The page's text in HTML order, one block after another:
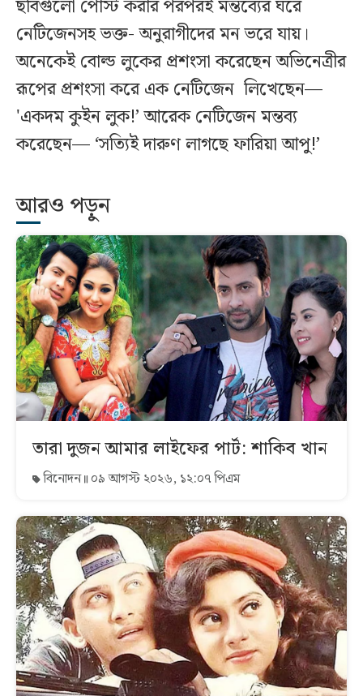
ছবিগুলো পোস্ট করার পরপরই মন্তব্যের ঘরে
নেটিজেনসহ ভক্ত- অনুরাগীদের মন ভরে যায়।
অনেকেই বোল্ড লুকের প্রশংসা করেছেন অভিনেত্রীর
রূপের প্রশংসা করে এক নেটিজেন লিখেছেন—
'একদম কুইন লুক!’ আরেক নেটিজেন মন্তব্য
করেছেন— ‘সত্যিই দারুণ লাগছে ফারিয়া আপু!’
আরও পড়ুন
তারা দুজন আমার লাইফের পার্ট: শাকিব খান
বিনোদন ০৯ আগস্ট ২০২৬, ১২:০৭ পিএম